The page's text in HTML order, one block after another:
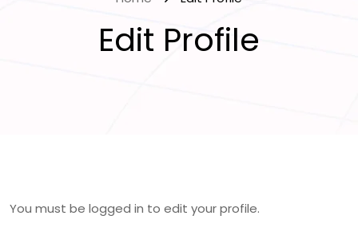
Edit Profile
You must be logged in to edit your profile.